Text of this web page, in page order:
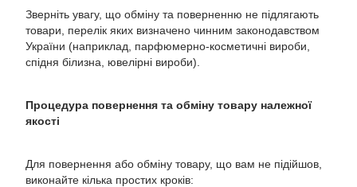
Зверніть увагу, що обміну та поверненню не підлягають
товари, перелік яких визначено чинним законодавством
України (наприклад, парфюмерно-косметичні вироби,
спідня білизна, ювелірні вироби).
Процедура повернення та обміну товару належної
якості
Для повернення або обміну товару, що вам не підійшов,
виконайте кілька простих кроків: